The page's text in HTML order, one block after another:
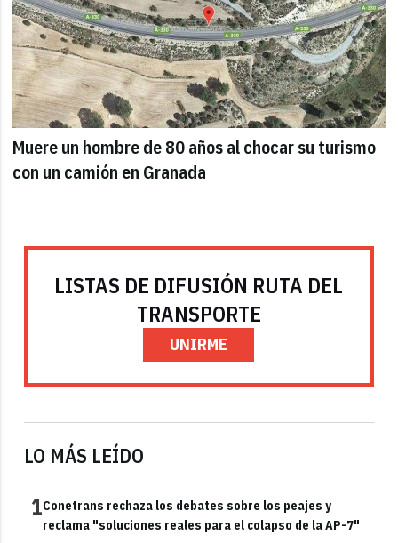
Muere un hombre de 80 años al chocar su turismo
con un camión en Granada
LISTAS DE DIFUSIÓN RUTA DEL
TRANSPORTE
UNIRME
LO MÁS LEÍDO
1Conetrans rechaza los debates sobre los peajes y
reclama "soluciones reales para el colapso de la AP-7"